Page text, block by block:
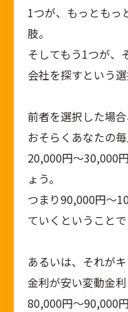
1つが、もっともっ
肢。
そしてもう1つが、
会社を探すという選
前者を選択した場合
おそらくあなたの
20,000円～30,000
ょう。
つまり90,000円～
ていくということで
あるいは、それがキ
金利が安い変動金利
80,000円～90,000